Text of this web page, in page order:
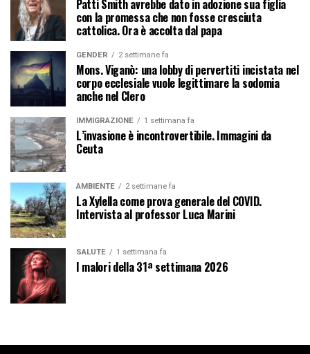
Patti Smith avrebbe dato in adozione sua figlia
con la promessa che non fosse cresciuta
cattolica. Ora è accolta dal papa
GENDER 2 settimane fa
Mons. Viganò: una lobby di pervertiti incistata nel
corpo ecclesiale vuole legittimare la sodomia
anche nel Clero
IMMIGRAZIONE 1 settimana fa
L’invasione è incontrovertibile. Immagini da
Ceuta
AMBIENTE 2 settimane fa
La Xylella come prova generale del COVID.
Intervista al professor Luca Marini
SALUTE 1 settimana fa
I malori della 31ª settimana 2026